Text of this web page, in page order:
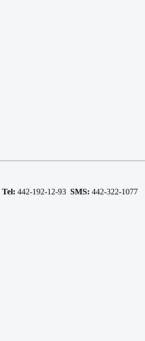
Tel: 442-192-12-93 SMS: 442-322-1077